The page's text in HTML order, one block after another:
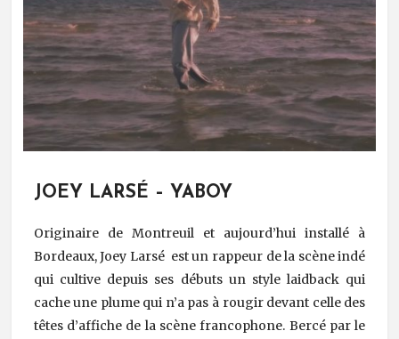
JOEY LARSÉ – YABOY
Originaire de Montreuil et aujourd’hui installé à
Bordeaux, Joey Larsé est un rappeur de la scène indé
qui cultive depuis ses débuts un style laidback qui
cache une plume qui n’a pas à rougir devant celle des
têtes d’affiche de la scène francophone. Bercé par le